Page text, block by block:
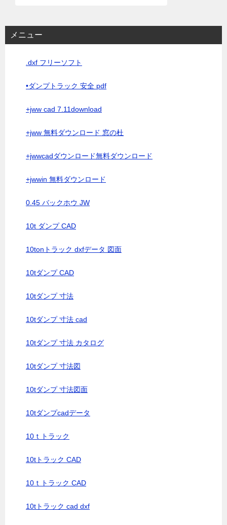
メニュー
.dxf フリーソフト
•ダンプトラック 安全 pdf
+jww cad 7.11download
+jww 無料ダウンロード 窓の杜
+jwwcadダウンロード無料ダウンロード
+jwwin 無料ダウンロード
0.45 バックホウ JW
10t ダンプ CAD
10tonトラック dxfデータ 図面
10tダンプ CAD
10tダンプ 寸法
10tダンプ 寸法 cad
10tダンプ 寸法 カタログ
10tダンプ 寸法図
10tダンプ 寸法図面
10tダンプcadデータ
10ｔトラック
10tトラック CAD
10ｔトラック CAD
10tトラック cad dxf